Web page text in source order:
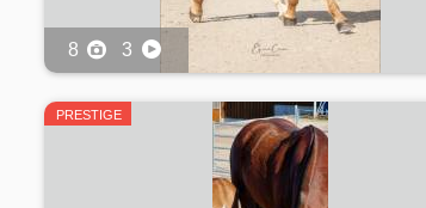
8 3
PRESTIGE